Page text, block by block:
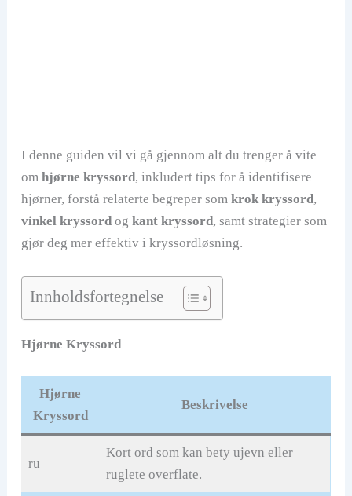
I denne guiden vil vi gå gjennom alt du trenger å vite
om hjørne kryssord, inkludert tips for å identifisere
hjørner, forstå relaterte begreper som krok kryssord,
vinkel kryssordog kant kryssord, samt strategier som
gjør deg mer effektiv i kryssordløsning.
Innholdsfortegnelse
Hjørne Kryssord
Hjørne
Kryssord
Beskrivelse
ru
Kort ord som kan bety ujevn eller
ruglete overflate.